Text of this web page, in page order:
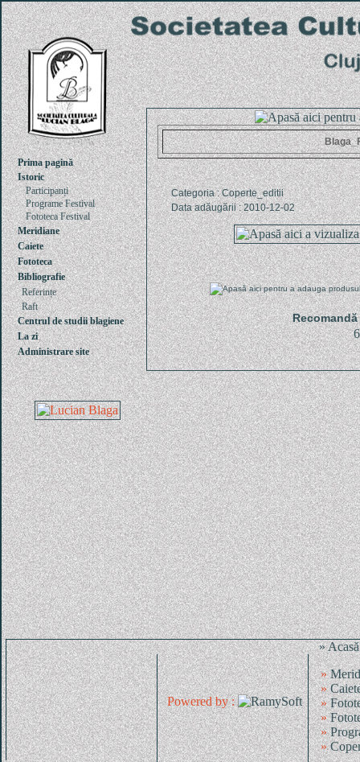
Prima pagină
Istoric
Participanți
Programe Festival
Fototeca Festival
Meridiane
Caiete
Fototeca
Bibliografie
Referințe
Raft
Centrul de studii blagiene
La zi
Administrare site
Categoria : Coperte_editii
Data adăugării : 2010-12-02
» Acasă
Powered by :
»
»
»
»
»
»